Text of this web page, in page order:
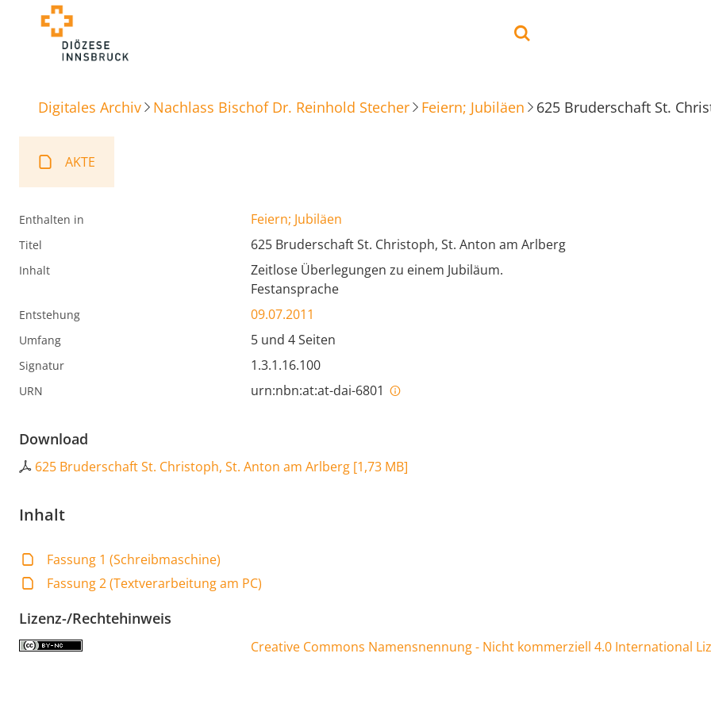
Digitales Archiv Nachlass Bischof Dr. Reinhold Stecher Feiern; Jubiläen 625 Bruderschaft St.
AKTE
Enthalten in Feiern; Jubiläen
Titel 625 Bruderschaft St. Christoph, St. Anton am Arlberg
Inhalt
Zeitlose Überlegungen zu einem Jubiläum.
Festansprache
Entstehung 09.07.2011
Umfang 5 und 4 Seiten
Signatur 1.3.1.16.100
URN urn:nbn:at:at-dai-6801
Download
625 Bruderschaft St. Christoph, St. Anton am Arlberg [1,73 MB]
Inhalt
Fassung 1 (Schreibmaschine)
Fassung 2 (Textverarbeitung am PC)
Lizenz-/Rechtehinweis
Creative Commons Namensnennung - Nicht kommerziell 4.0 International